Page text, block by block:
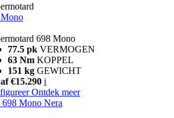
698 Mono
77.5 pk VERMOGEN
63 Nm KOPPEL
151 kg GEWICHT
€15.290 i
Ontdek meer
698 Mono Nera